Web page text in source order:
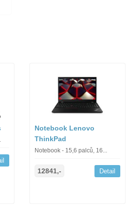
Notebook Lenovo
ThinkPad
Notebook - 15,6 palců, 16...
12841,- Detail